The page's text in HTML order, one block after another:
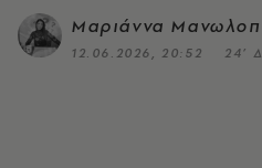
Μαριάννα
12.06.2026, 20:52 24’